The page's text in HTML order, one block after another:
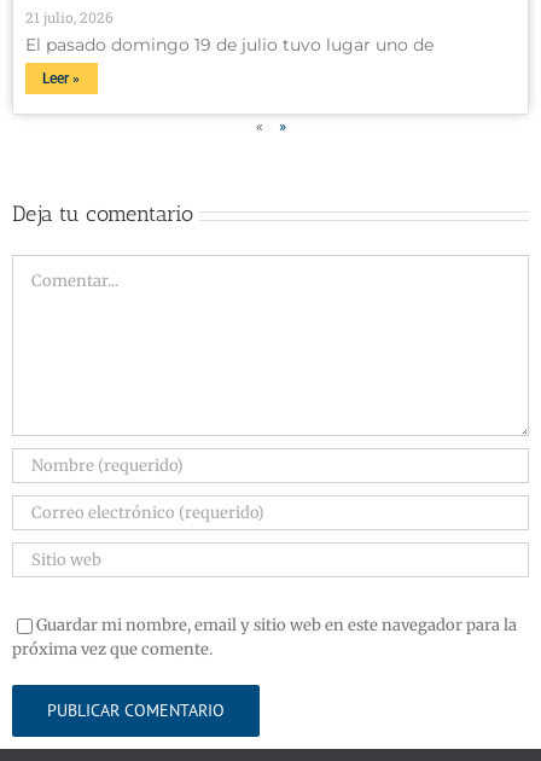
21 julio, 2026
El pasado domingo 19 de julio tuvo lugar uno de
Leer »
« »
Deja tu comentario
Guardar mi nombre, email y sitio web en este navegador para la
próxima vez que comente.